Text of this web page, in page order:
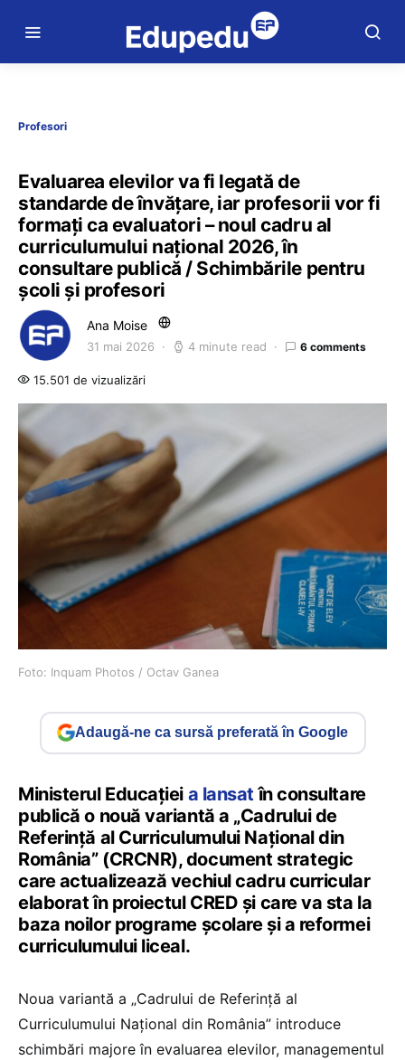
Profesori
Evaluarea elevilor va fi legată de
standarde de învățare, iar profesorii vor fi
formați ca evaluatori – noul cadru al
curriculumului național 2026, în
consultare publică / Schimbările pentru
școli și profesori
Ana Moise
31 mai 2026 4 minute read 6 comments
15.501 de vizualizări
Foto: Inquam Photos / Octav Ganea
Adaugă-ne ca sursă preferată în Google
Ministerul Educației a lansat în consultare
publică o nouă variantă a „Cadrului de
Referință al Curriculumului Național din
România” (CRCNR), document strategic
care actualizează vechiul cadru curricular
elaborat în proiectul CRED și care va sta la
baza noilor programe școlare și a reformei
curriculumului liceal.
Noua variantă a „Cadrului de Referință al
Curriculumului Național din România” introduce
schimbări majore în evaluarea elevilor, managementul